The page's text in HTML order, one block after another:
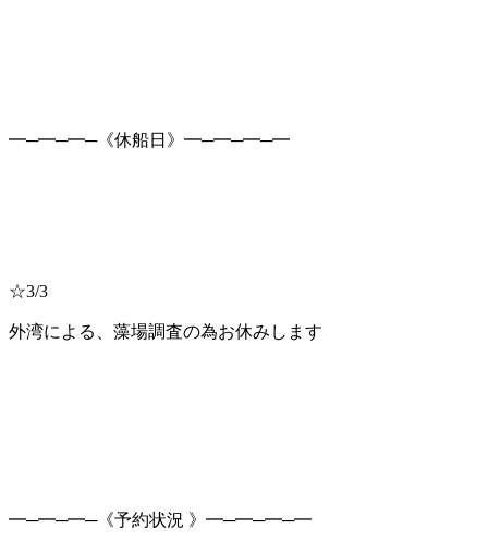
━─━─━─《休船日》━─━─━─━
☆3/3
外湾による、藻場調査の為お休みします
━─━─━─《予約状況 》━─━─━─━